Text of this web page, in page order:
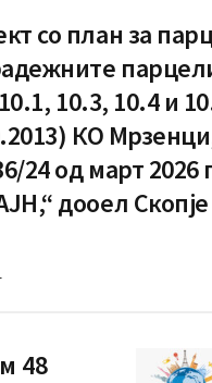
со план за
10.3, 10.4 и
КО
24 од март
дооел Скопје
48